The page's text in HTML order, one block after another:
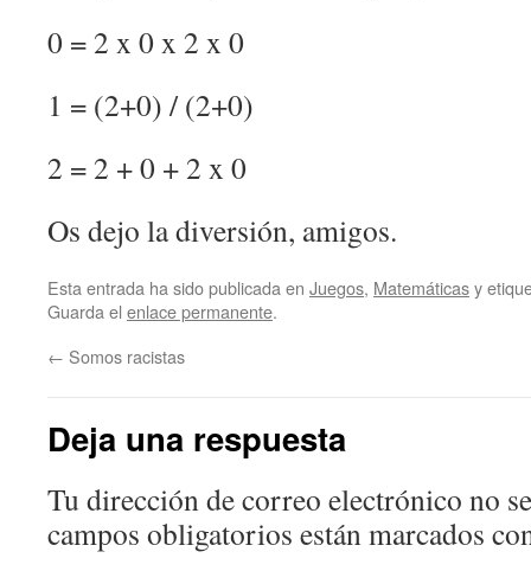
0 = 2 x 0 x 2 x 0
1 = (2+0) / (2+0)
2 = 2 + 0 + 2 x 0
Os dejo la diversión, amigos.
Esta entrada ha sido publicada en Juegos, Matemáticasy
Guarda el enlace permanente.
← Somos racistas
Deja una respuesta
Tu dirección de correo electrónico no
campos obligatorios están marcados